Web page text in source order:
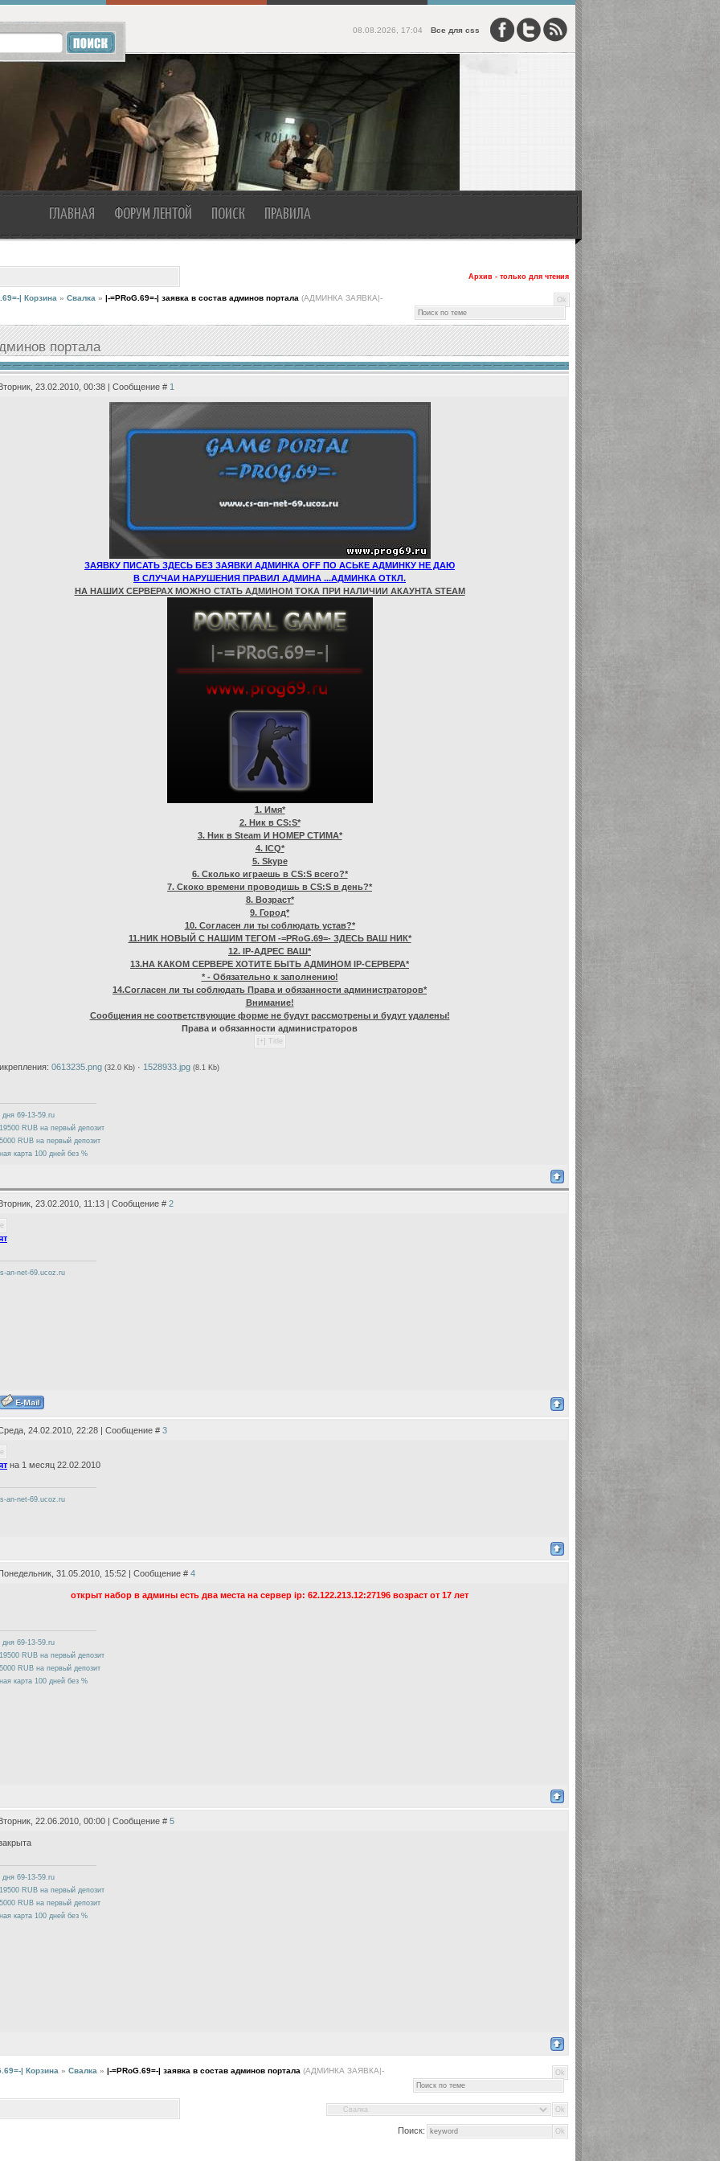
08.08.2026, 17:04 Все для css
ГЛАВНАЯ ФОРУМ ЛЕНТОЙ ПОИСК ПРАВИЛА
Архив - только для чтения
| Корзина » Свалка » |-=PRoG.69=-| заявка в состав админов портала (АДМИНКА ЗАЯВКА|-
портала
23.02.2010, 00:38 | Сообщение # 1
ЗАЯВКУ ПИСАТЬ ЗДЕСЬ БЕЗ ЗАЯВКИ АДМИНКА OFF ПО АСЬКЕ АДМИНКУ НЕ ДАЮ
В СЛУЧАИ НАРУШЕНИЯ ПРАВИЛ АДМИНА ...АДМИНКА ОТКЛ.
НА НАШИХ СЕРВЕРАХ МОЖНО СТАТЬ АДМИНОМ ТОКА ПРИ НАЛИЧИИ АКАУНТА STEAM
1. Имя*
2. Ник в CS:S*
3. Ник в Steam И НОМЕР СТИМА*
4. ICQ*
5. Skype
6. Сколько играешь в CS:S всего?*
7. Скоко времени проводишь в CS:S в день?*
8. Возраст*
9. Город*
10. Согласен ли ты соблюдать устав?*
11.НИК НОВЫЙ С НАШИМ ТЕГОМ -=PRoG.69=- ЗДЕСЬ ВАШ НИК*
12. IP-АДРЕС ВАШ*
13.НА КАКОМ СЕРВЕРЕ ХОТИТЕ БЫТЬ АДМИНОМ IP-СЕРВЕРА*
* - Обязательно к заполнению!
14.Согласен ли ты соблюдать Права и обязанности администраторов*
Внимание!
Сообщения не соответствующие форме не будут рассмотрены и будут удалены!
Права и обязанности администраторов
0613235.png (32.0 Kb) · 1528933.jpg (8.1 Kb)
дня 69-13-59.ru
RUB на первый депозит
RUB на первый депозит
карта 100 дней без %
23.02.2010, 11:13 | Сообщение # 2
an-net-69.ucoz.ru
24.02.2010, 22:28 | Сообщение # 3
на 1 месяц 22.02.2010
an-net-69.ucoz.ru
31.05.2010, 15:52 | Сообщение # 4
открыт набор в админы есть два места на сервер ip: 62.122.213.12:27196 возраст от 17 лет
дня 69-13-59.ru
RUB на первый депозит
RUB на первый депозит
карта 100 дней без %
22.06.2010, 00:00 | Сообщение # 5
дня 69-13-59.ru
RUB на первый депозит
RUB на первый депозит
карта 100 дней без %
| Корзина » Свалка » |-=PRoG.69=-| заявка в состав админов портала (АДМИНКА ЗАЯВКА|-
Поиск: